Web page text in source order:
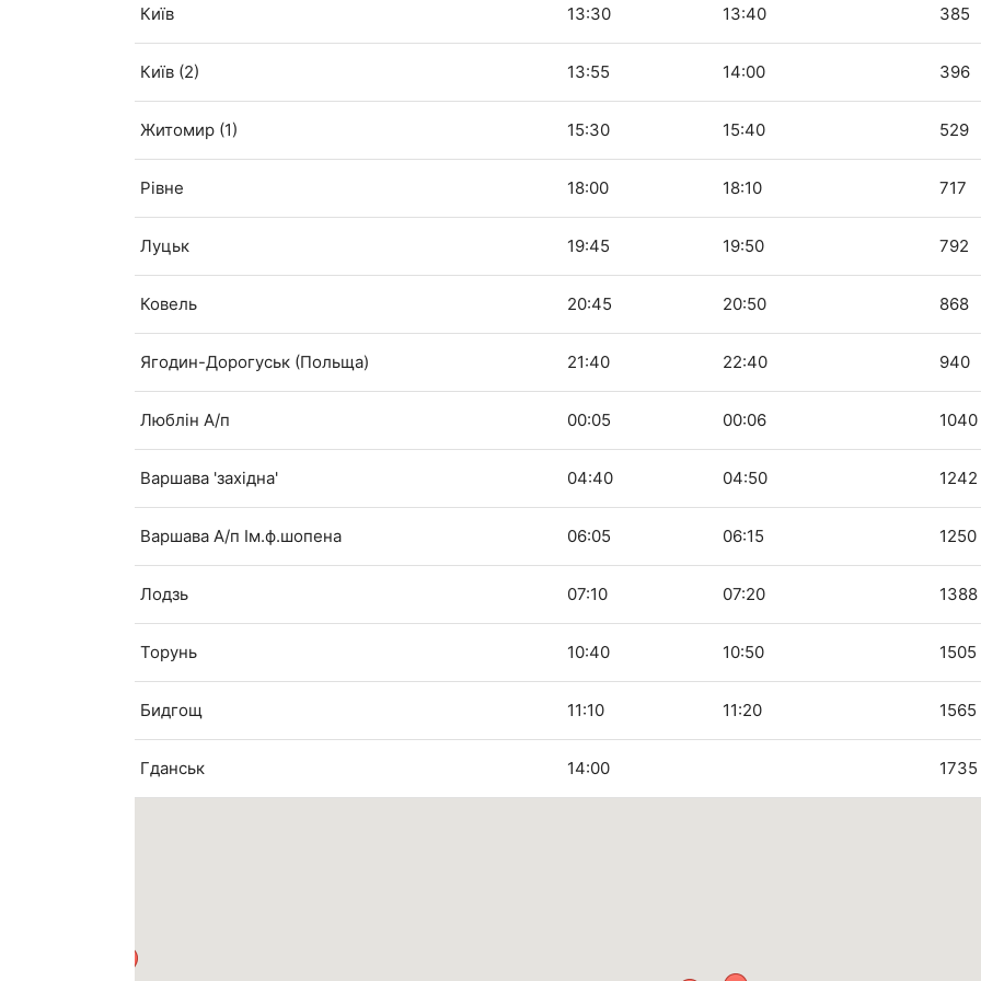
Київ 13:30 13:40 385
Київ (2) 13:55 14:00 396
Житомир (1) 15:30 15:40 529
Рівне 18:00 18:10 717
Луцьк 19:45 19:50 792
Ковель 20:45 20:50 868
Ягодин-Дорогуськ (Польща) 21:40 22:40 940
Люблін А/п 00:05 00:06 1040
Варшава 'західна' 04:40 04:50 1242
Варшава А/п Ім.ф.шопена 06:05 06:15 1250
Лодзь 07:10 07:20 1388
Торунь 10:40 10:50 1505
Бидгощ 11:10 11:20 1565
Гданськ 14:00 1735